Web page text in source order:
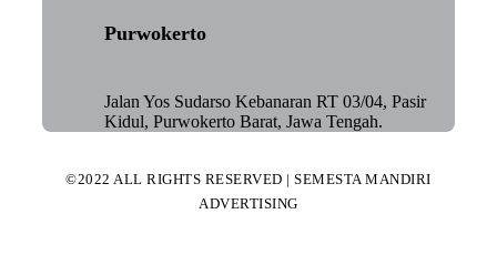
Purwokerto
Jalan Yos Sudarso Kebanaran RT 03/04, Pasir
Kidul, Purwokerto Barat, Jawa Tengah.
©2022 ALL RIGHTS RESERVED | SEMESTA MANDIRI
ADVERTISING